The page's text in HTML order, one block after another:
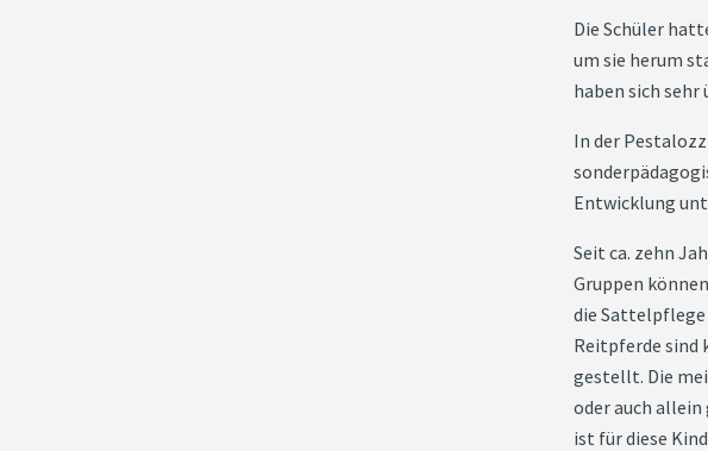
Die Schüler
um sie herum
haben sich sehr
In der
Entwicklung
Seit ca. zehn
Gruppen
die Sattelpflege
Reitpferde sind
gestellt. Die
oder auch
ist für diese